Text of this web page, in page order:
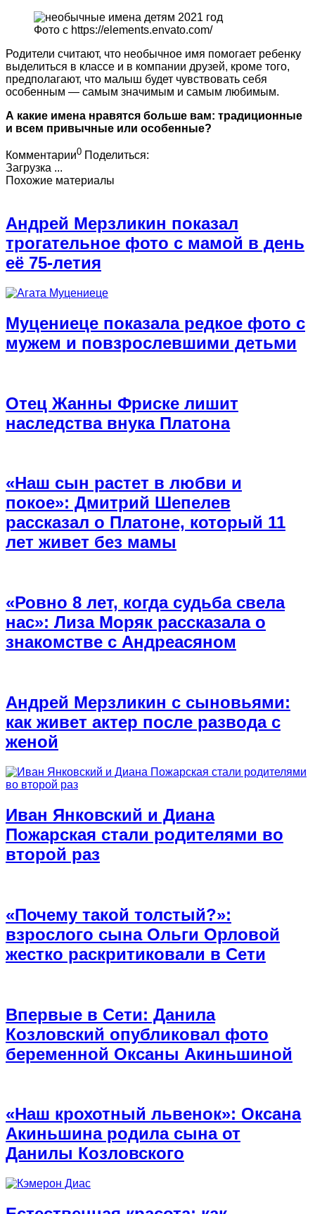
Фото с https://elements.envato.com/
Родители считают, что необычное имя помогает ребенку
выделиться в классе и в компании друзей, кроме того,
предполагают, что малыш будет чувствовать себя
особенным — самым значимым и самым любимым.
А какие имена нравятся больше вам: традиционные
и всем привычные или особенные?
Комментарии0 Поделиться:
Загрузка ...
Похожие материалы
Андрей Мерзликин показал
трогательное фото с мамой в день
её 75-летия
Муцениеце показала редкое фото с
мужем и повзрослевшими детьми
Отец Жанны Фриске лишит
наследства внука Платона
«Наш сын растет в любви и
покое»: Дмитрий Шепелев
рассказал о Платоне, который 11
лет живет без мамы
«Ровно 8 лет, когда судьба свела
нас»: Лиза Моряк рассказала о
знакомстве с Андреасяном
Андрей Мерзликин с сыновьями:
как живет актер после развода с
женой
Иван Янковский и Диана
Пожарская стали родителями во
второй раз
«Почему такой толстый?»:
взрослого сына Ольги Орловой
жестко раскритиковали в Сети
Впервые в Сети: Данила
Козловский опубликовал фото
беременной Оксаны Акиньшиной
«Наш крохотный львенок»: Оксана
Акиньшина родила сына от
Данилы Козловского